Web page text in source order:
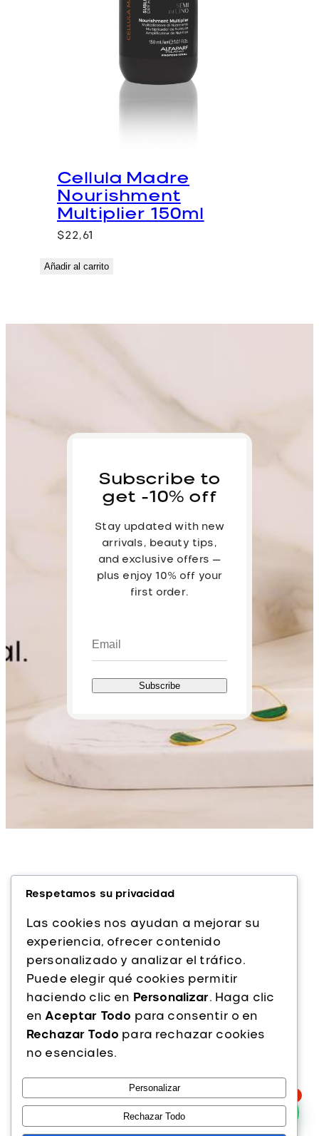
Cellula Madre
Nourishment
Multiplier 150ml
$22,61
Añadir al carrito
Subscribe to
get -10% off
Stay updated with new
arrivals, beauty tips,
and exclusive offers —
plus enjoy 10% off your
first order.
Subscribe
Alfaparf Milano es una marca italiana líder
en cuidado capilar profesional. Con más
de 40 años de experiencia, ofrecemos
productos de alta calidad que combinan
innovación, tecnología y pasión por la
belleza del cabello.
Instagram
Facebook
TikTok
PRODUCTOS
Respetamos su privacidad
Las cookies nos ayudan a mejorar su
experiencia, ofrecer contenido
personalizado y analizar el tráfico.
Puede elegir qué cookies permitir
haciendo clic en Personalizar. Haga clic
en Aceptar Todo para consentir o en
Rechazar Todo para rechazar cookies
no esenciales.
Personalizar
Rechazar Todo